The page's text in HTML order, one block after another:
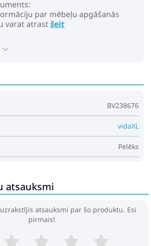
par mēbeļu apgāšanās
varat atrastšeit
BV238676
vidaXL
Pelēks
atsauksmi
atsauksmi par šo produktu. Esi
pirmais!